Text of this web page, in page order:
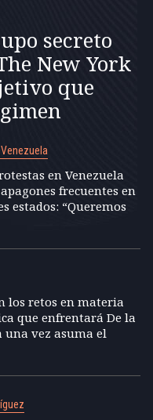
secreto
New York
que
en Venezuela
frecuentes en
estados: “Queremos
los retos en materia
que enfrentará De la
una vez asuma el